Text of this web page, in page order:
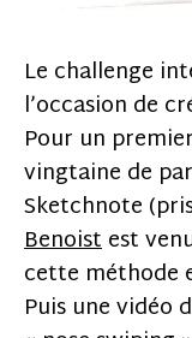
Le challenge
l’occasion de
Pour un premier
vingtaine de
Sketchnote
Benoistest
cette méthode
Puis une vidéo